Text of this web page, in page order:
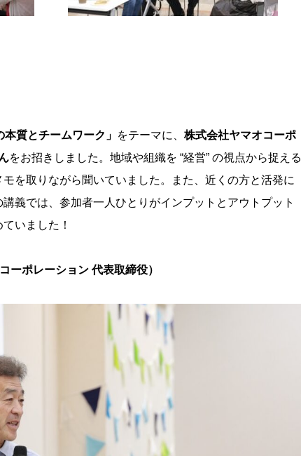
本質とチームワーク 」 をテーマに、 株式会社ヤマオコーポ
をお招きしました。地域や組織を “経営” の視点から捉える
を取りながら聞いていました。また、近くの方と活発に
義では、参加者一人ひとりがインプットとアウトプット
いました！
ーポレーション 代表取締役）